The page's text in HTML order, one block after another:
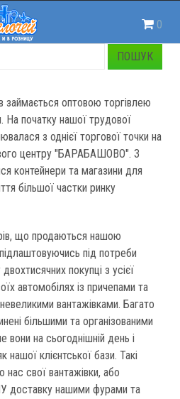
0
оптовою торгівлею
На початку нашої трудової
з однієї торгової точки на
центру "БАРАБАШОВО". З
контейнери та магазини для
більшої частки ринку
що продаються нашою
під потреби
покупці з усієї
автомобілях із причепами та
вантажівками. Багато
більшими та організованими
на сьогоднішній день і
нашої клієнтської бази. Такі
свої вантажівки, або
нашими фурами та